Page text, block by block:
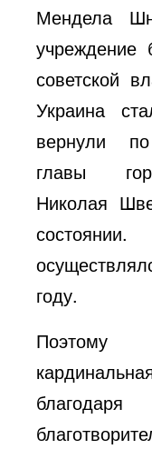
Мендела
учреждение
советской
Украина
вернули
главы
Николая
году.